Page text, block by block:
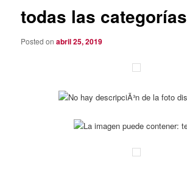
todas las categorías
Posted onabril 25, 2019